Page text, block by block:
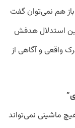
هم نمی‌توان گفت
استدلال هدفش
واقعی و آگاهی از
ماشینی نمی‌تواند